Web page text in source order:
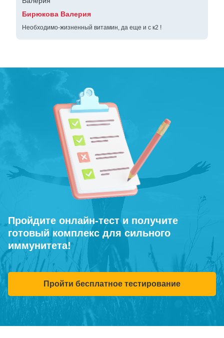
Бирюкова Валерия
Необходимо-жизненный витамин, да еще и с к2 !
Пройдите онлайн-тест и получите
готовый комплекс для сильного
иммунитета!
Пройти бесплатное тестирование